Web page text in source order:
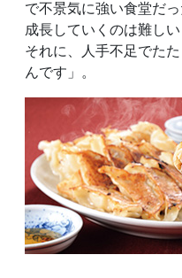
で不景気に強い食堂だ
成長していくのは難し
それに、人手不足でた
んです」。